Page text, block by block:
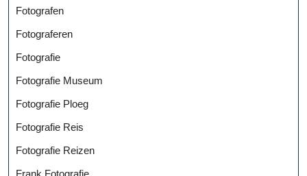
Fotografen
Fotograferen
Fotografie
Fotografie Museum
Fotografie Ploeg
Fotografie Reis
Fotografie Reizen